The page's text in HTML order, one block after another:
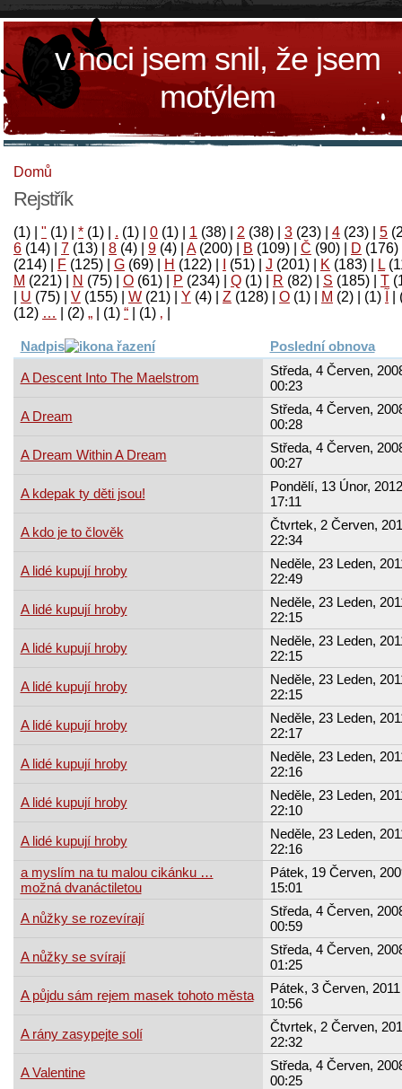
v noci jsem snil, že jsem
motýlem
Domů
Rejstřík
(1) " (1) * (1) . (1) 0 (1) 1 (38) 2 (38) 3 (23) 4 (23) 5
6 (14) 7 (13) 8 (4) 9 (4) A(200) B (109) Č (90) D (176)
(214)
F (125) G (69) H (122) (51) J (201) K (183) L
M (221) N (75) O (61) P (234) Q (1) R (82) S (185) T
U (75) V (155) W (21) Y (4) Z (128) Ο (1) М (2)
(1)
‚
(1)
“
(1)
„
(2)
…
(12)
Nadpis Poslední obnova
A Descent Into The Maelstrom
Středa, 4 Červen,
00:23
A Dream
Středa, 4 Červen,
00:28
A Dream Within A Dream
Středa, 4 Červen,
00:27
A kdepak ty děti jsou!
Pondělí, 13 Únor,
17:11
A kdo je to člověk
Čtvrtek, 2 Červen,
22:34
A lidé kupují hroby
Neděle, 23 Leden,
22:49
A lidé kupují hroby
Neděle, 23 Leden,
22:15
A lidé kupují hroby
Neděle, 23 Leden,
22:15
A lidé kupují hroby
Neděle, 23 Leden,
22:15
A lidé kupují hroby
Neděle, 23 Leden,
22:17
A lidé kupují hroby
Neděle, 23 Leden,
22:16
A lidé kupují hroby
Neděle, 23 Leden,
22:10
A lidé kupují hroby
Neděle, 23 Leden,
22:16
a myslím na tu malou cikánku …
možná dvanáctiletou
Pátek, 19 Červen,
15:01
A nůžky se rozevírají
Středa, 4 Červen,
00:59
A nůžky se svírají
Středa, 4 Červen,
01:25
A půjdu sám rejem masek tohoto města
Pátek, 3 Červen,
10:56
A rány zasypejte solí
Čtvrtek, 2 Červen,
22:32
A Valentine
Středa, 4 Červen,
00:25